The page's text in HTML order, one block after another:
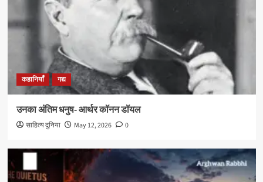
कहानियाँ गद्य
उनका अंतिम धनुष- आर्थर कॉनन डॉयल
साहित्य दुनिया May 12, 2026 0